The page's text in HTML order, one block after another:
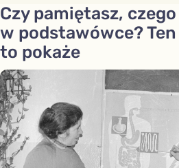
Czy pamiętasz,
w podstawówce?
to pokaże